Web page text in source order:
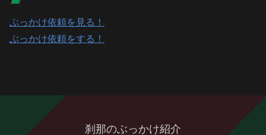
ぶっかけ依頼を見る！
ぶっかけ依頼をする！
刹那のぶっかけ紹介